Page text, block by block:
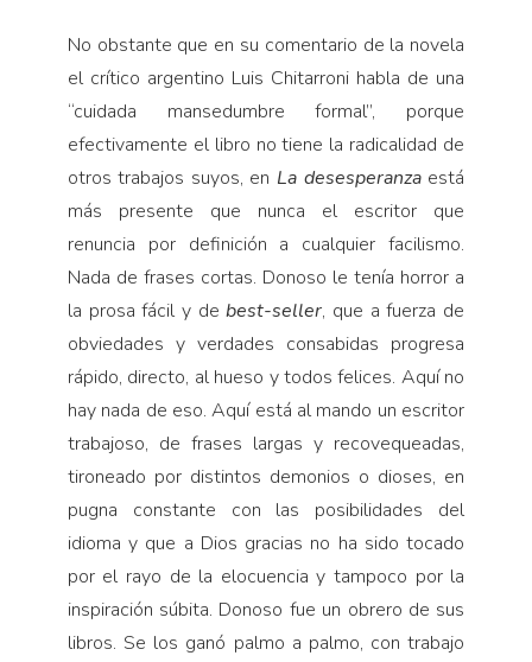
No obstante que en su comentario de la novela
el crítico argentino Luis Chitarroni habla de una
“cuidada mansedumbre formal”, porque
efectivamente el libro no tiene la radicalidad de
otros trabajos suyos, en La desesperanza está
más presente que nunca el escritor que
renuncia por definición a cualquier facilismo.
Nada de frases cortas. Donoso le tenía horror a
la prosa fácil y debest-seller, que a fuerza de
obviedades y verdades consabidas progresa
rápido, directo, al hueso y todos felices. Aquí no
hay nada de eso. Aquí está al mando un escritor
trabajoso, de frases largas y recovequeadas,
tironeado por distintos demonios o dioses, en
pugna constante con las posibilidades del
idioma y que a Dios gracias no ha sido tocado
por el rayo de la elocuencia y tampoco por la
inspiración súbita. Donoso fue un obrero de sus
libros. Se los ganó palmo a palmo, con trabajo